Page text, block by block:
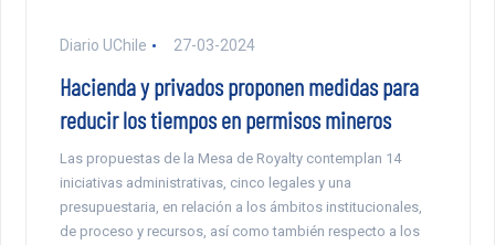
Diario UChile 27-03-2024
Hacienda y privados proponen medidas para
reducir los tiempos en permisos mineros
Las propuestas de la Mesa de Royalty contemplan 14
iniciativas administrativas, cinco legales y una
presupuestaria, en relación a los ámbitos institucionales,
de proceso y recursos, así como también respecto a los